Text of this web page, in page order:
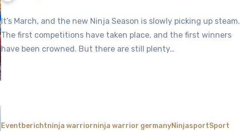
No
Comments
It’s March, and the new Ninja Season is slowly picking up steam.
The first competitions have taken place, and the first winners
have been crowned. But there are still plenty…
Eventberichtninja warriorninja warrior germanyNinjasportSport